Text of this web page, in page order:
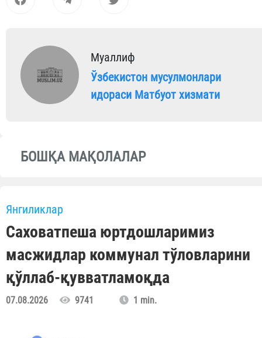
Муаллиф
Ўзбекистон мусулмонлари
идораси Матбуот хизмати
БОШҚА МАҚОЛАЛАР
Янгиликлар
Саховатпеша юртдошларимиз
масжидлар коммунал тўловларини
қўллаб-қувватламоқда
07.08.2026 9741 1 min.